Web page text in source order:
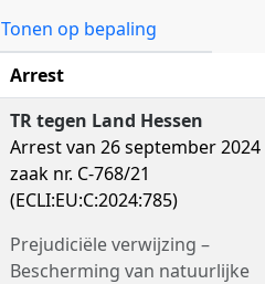
Tonen op bepaling
Arrest
TR tegen Land Hessen
Arrest van 26 september
zaak nr. C-768/21
(ECLI:EU:C:2024:785)
Prejudiciële verwijzing –
Bescherming van natuurlijke